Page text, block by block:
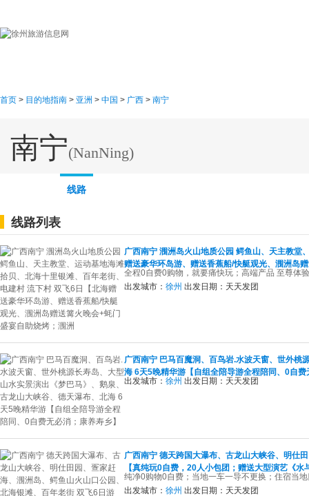
首页 > 目的地指南 > 亚洲 > 中国 > 广西 > 南宁
南宁(NanNing)
线路
线路列表
广西南宁 涠洲岛火山地质公园 鳄鱼山、天主教堂
赠送豪华环岛游、赠送香蕉船/快艇观光、涠洲岛
全程0自费0购物，就要痛快玩；高端产品 至尊体验
出发城市： 徐州 出发日期： 天天发团
广西南宁 巴马百魔洞、百鸟岩.水波天窗、世外桃
海 6天5晚精华游【自组全陪导游全程陪同、0自
出发城市： 徐州 出发日期： 天天发团
广西南宁 德天跨国大瀑布、古龙山大峡谷、明仕
【真纯玩0自费，20人小包团；赠送大型演艺《
纯净0购物0自费；当地一车一导不更换；住宿当
出发城市： 徐州 出发日期： 天天发团